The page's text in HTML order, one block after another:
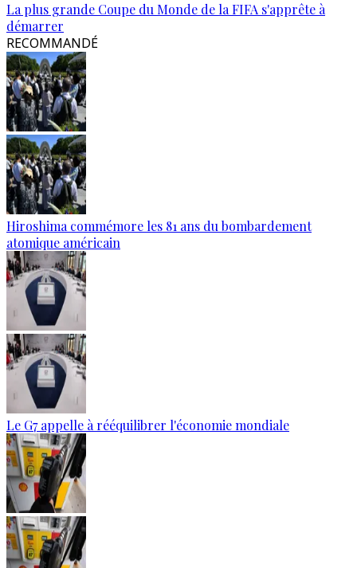
La plus grande Coupe du Monde de la FIFA s'apprête à
démarrer
RECOMMANDÉ
Hiroshima commémore les 81 ans du bombardement
atomique américain
Le G7 appelle à rééquilibrer l'économie mondiale